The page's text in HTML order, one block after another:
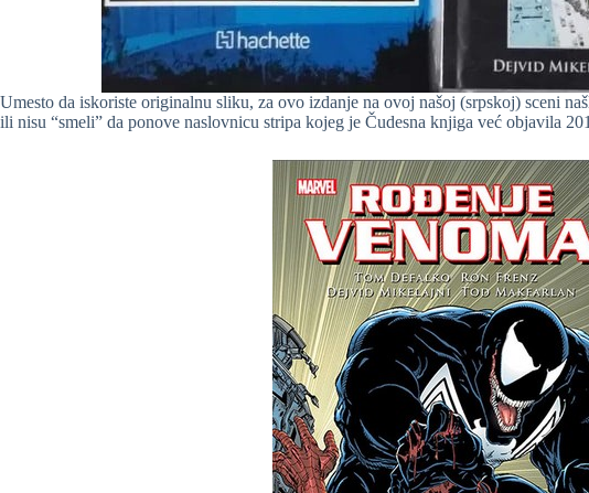
Umesto da iskoriste originalnu sliku, za ovo izdanje na ovoj našoj (srpskoj) sceni
ili nisu “smeli” da ponove naslovnicu stripa kojeg je Čudesna knjiga već objavila